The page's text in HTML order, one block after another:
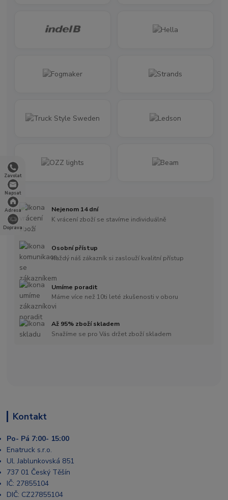
Zavolat
Napsat
Adresa
Doprava
Nejenom 14 dní
K vrácení zboží se stavíme individuálně
Osobní přístup
Každý náš zákazník si zaslouží kvalitní přístup
Umíme poradit
Máme více než 10ti leté zkušenosti v oboru
Až 95% zboží skladem
Snažíme se pro Vás držet zboží skladem
Kontakt
Po- Pá 7:00- 15:00
Enatruck s.r.o.
Ul. Jablunkovská 851
737 01 Český Těšín
IČ: 27855104
DIČ: CZ27855104